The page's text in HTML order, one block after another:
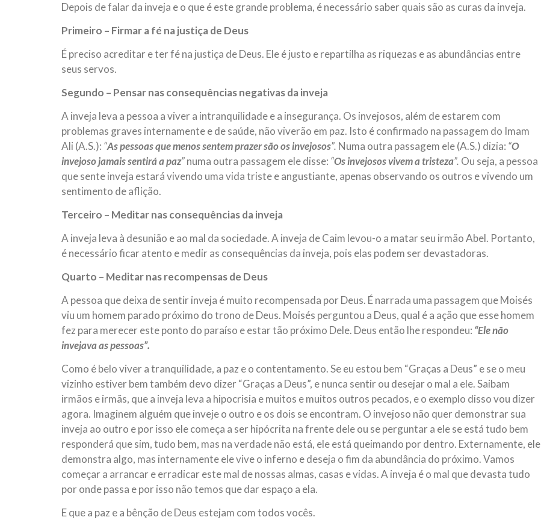
Depois de falar da inveja e o que é este grande problema, é necessário saber quais são as curas da inveja.
Primeiro – Firmar a fé na justiça de Deus
É preciso acreditar e ter fé na justiça de Deus. Ele é justo e repartilha as riquezas e as abundâncias entre
seus servos.
Segundo – Pensar nas consequências negativas da inveja
A inveja leva a pessoa a viver a intranquilidade e a insegurança. Os invejosos, além de estarem com
problemas graves internamente e de saúde, não viverão em paz. Isto é confirmado na passagem do Imam
Ali (A.S.): “As pessoas que menos sentem prazer são os invejosos”. Numa outra passagem ele (A.S.) dizia: “O
invejoso jamais sentirá a paz”numa outra passagem ele disse: “Os invejosos vivem a tristeza”. Ou seja, a pessoa
que sente inveja estará vivendo uma vida triste e angustiante, apenas observando os outros e vivendo um
sentimento de aflição.
Terceiro – Meditar nas consequências da inveja
A inveja leva à desunião e ao mal da sociedade. A inveja de Caim levou-o a matar seu irmão Abel. Portanto,
é necessário ficar atento e medir as consequências da inveja, pois elas podem ser devastadoras.
Quarto – Meditar nas recompensas de Deus
A pessoa que deixa de sentir inveja é muito recompensada por Deus. É narrada uma passagem que Moisés
viu um homem parado próximo do trono de Deus. Moisés perguntou a Deus, qual é a ação que esse homem
fez para merecer este ponto do paraíso e estar tão próximo Dele. Deus então lhe respondeu: “Ele não
invejava as pessoas”.
Como é belo viver a tranquilidade, a paz e o contentamento. Se eu estou bem “Graças a Deus” e se o meu
vizinho estiver bem também devo dizer “Graças a Deus”, e nunca sentir ou desejar o mal a ele. Saibam
irmãos e irmãs, que a inveja leva a hipocrisia e muitos e muitos outros pecados, e o exemplo disso vou dizer
agora. Imaginem alguém que inveje o outro e os dois se encontram. O invejoso não quer demonstrar sua
inveja ao outro e por isso ele começa a ser hipócrita na frente dele ou se perguntar a ele se está tudo bem
responderá que sim, tudo bem, mas na verdade não está, ele está queimando por dentro. Externamente, ele
demonstra algo, mas internamente ele vive o inferno e deseja o fim da abundância do próximo. Vamos
começar a arrancar e erradicar este mal de nossas almas, casas e vidas. A inveja é o mal que devasta tudo
por onde passa e por isso não temos que dar espaço a ela.
E que a paz e a bênção de Deus estejam com todos vocês.